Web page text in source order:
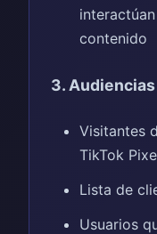
contenido
3.
Visitantes
TikTok
Lista de
Usuarios